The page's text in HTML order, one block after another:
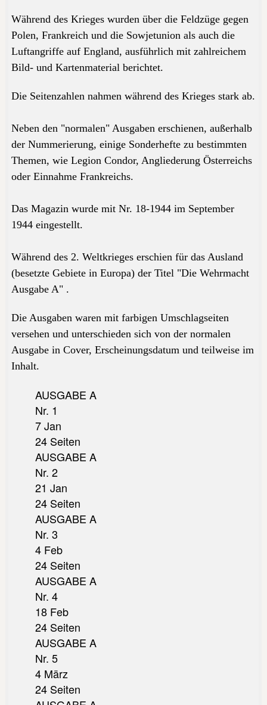
Während des Krieges wurden über die Feldzüge gegen
Polen, Frankreich und die Sowjetunion als auch die
Luftangriffe auf England, ausführlich mit zahlreichem
Bild- und Kartenmaterial berichtet.
Die Seitenzahlen nahmen während des Krieges stark ab.
Neben den "normalen" Ausgaben erschienen, außerhalb
der Nummerierung, einige Sonderhefte zu bestimmten
Themen, wie Legion Condor, Angliederung Österreichs
oder Einnahme Frankreichs.
Das Magazin wurde mit Nr. 18-1944 im September
1944 eingestellt.
Während des 2. Weltkrieges erschien für das Ausland
(besetzte Gebiete in Europa) der Titel "Die Wehrmacht
Ausgabe A" .
Die Ausgaben waren mit farbigen Umschlagseiten
versehen und unterschieden sich von der normalen
Ausgabe in Cover, Erscheinungsdatum und teilweise im
Inhalt.
AUSGABE A
Nr. 1
7 Jan
24 Seiten
AUSGABE A
Nr. 2
21 Jan
24 Seiten
AUSGABE A
Nr. 3
4 Feb
24 Seiten
AUSGABE A
Nr. 4
18 Feb
24 Seiten
AUSGABE A
Nr. 5
4 März
24 Seiten